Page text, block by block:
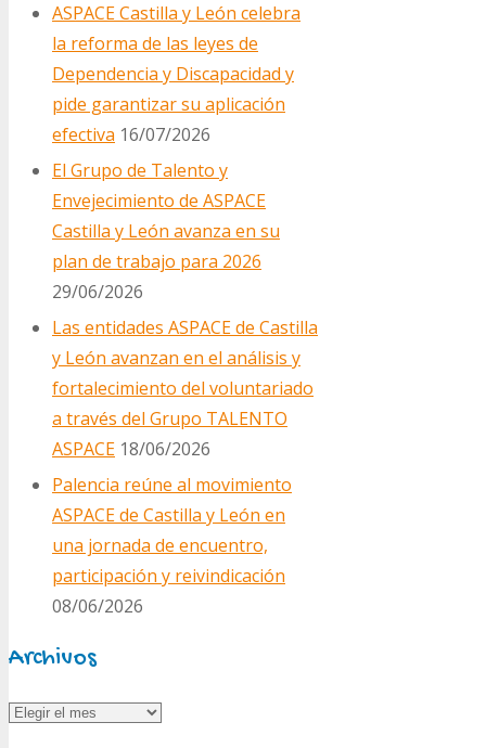
ASPACE Castilla y León celebra
la reforma de las leyes de
Dependencia y Discapacidad y
pide garantizar su aplicación
efectiva 16/07/2026
El Grupo de Talento y
Envejecimiento de ASPACE
Castilla y León avanza en su
plan de trabajo para 2026
29/06/2026
Las entidades ASPACE de Castilla
y León avanzan en el análisis y
fortalecimiento del voluntariado
a través del Grupo TALENTO
ASPACE 18/06/2026
Palencia reúne al movimiento
ASPACE de Castilla y León en
una jornada de encuentro,
participación y reivindicación
08/06/2026
Archivos
Archivos